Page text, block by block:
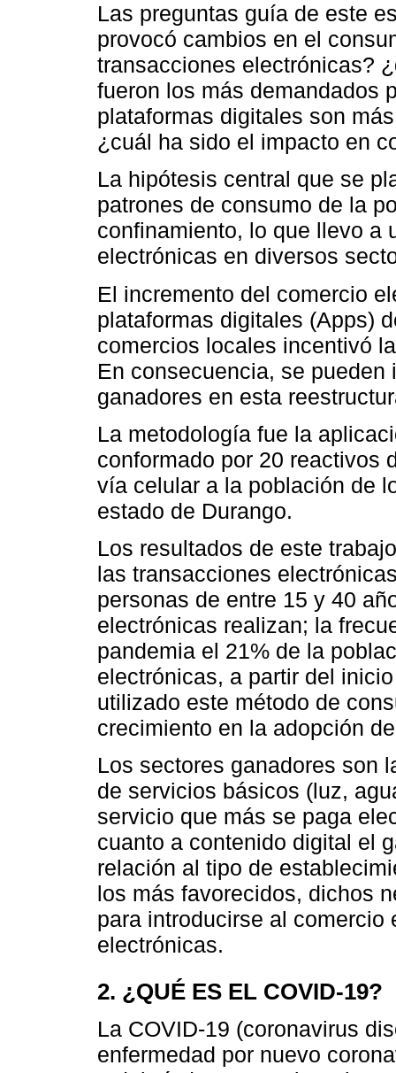
Las preguntas guía de este
provocó cambios en el
transacciones electrónicas?
fueron los más demandados
plataformas digitales son
¿cuál ha sido el impacto en
La hipótesis central que se
patrones de consumo de la
confinamiento, lo que llevo a
electrónicas en diversos
El incremento del comercio
plataformas digitales (Apps)
comercios locales incentivó
En consecuencia, se
ganadores en esta
La metodología fue la
conformado por 20 reactivos
vía celular a la población de
estado de Durango.
Los resultados de este
las transacciones
personas de entre 15 y 40
electrónicas realizan; la
pandemia el 21% de la
electrónicas, a partir del
utilizado este método de
crecimiento en la adopción
Los sectores ganadores son
de servicios básicos (luz,
servicio que más se paga
cuanto a contenido digital el
relación al tipo de
los más favorecidos, dichos
para introducirse al
electrónicas.
2. ¿QUÉ ES EL COVID-19?
La COVID-19 (coronavirus
enfermedad por nuevo